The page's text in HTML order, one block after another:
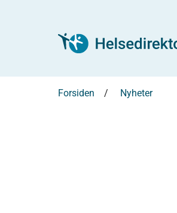
Forsiden Nyheter